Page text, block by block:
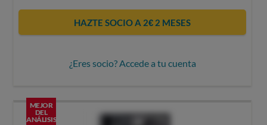
HAZTE SOCIO A 2€ 2 MESES
¿Eres socio? Accede a tu cuenta
MEJOR
DEL
ANÁLISIS